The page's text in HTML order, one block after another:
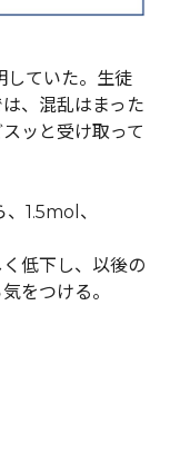
していた。生徒
、混乱はまった
ッと受け取って
1.5mol、
低下し、以後の
をつける。